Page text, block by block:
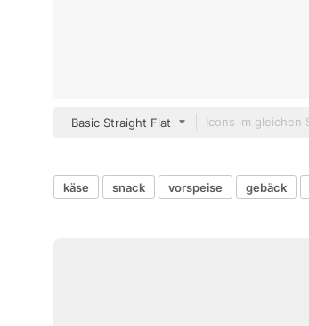
Basic Straight Flat
käse snack vorspeise gebäck